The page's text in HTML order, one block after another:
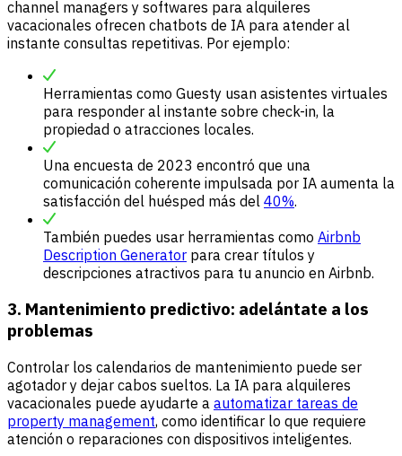
channel managers y softwares para alquileres
vacacionales ofrecen chatbots de IA para atender al
instante consultas repetitivas. Por ejemplo:
Herramientas como Guesty usan asistentes virtuales
para responder al instante sobre check-in, la
propiedad o atracciones locales.
Una encuesta de 2023 encontró que una
comunicación coherente impulsada por IA aumenta la
satisfacción del huésped más del 40%.
También puedes usar herramientas como Airbnb
Description Generator para crear títulos y
descripciones atractivos para tu anuncio en Airbnb.
3. Mantenimiento predictivo: adelántate a los
problemas
Controlar los calendarios de mantenimiento puede ser
agotador y dejar cabos sueltos. La IA para alquileres
vacacionales puede ayudarte a automatizar tareas de
property management, como identificar lo que requiere
atención o reparaciones con dispositivos inteligentes.